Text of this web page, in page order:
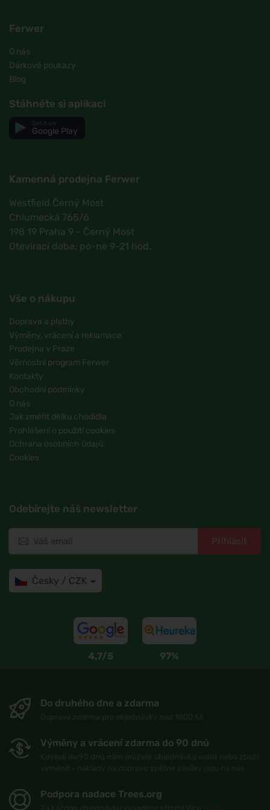
Ferwer
O nás
Dárkové poukazy
Blog
Stáhněte si aplikaci
Google Play
Kamenná prodejna Ferwer
Westfield Černý Most
Chlumecká 765/6
198 19 Praha 9 - Černý Most
Otevírací doba: po-ne 9-21 hod.
Vše o nákupu
Doprava a platby
Výměny, vrácení a reklamace
Prodejna v Praze
Věrnostní program Ferwer
Kontakty
Obchodní podmínky
O nás
Jak změřit délku chodidla
Prohlášení o použití cookies
Ochrana osobních údajů
Cookies
Odebírejte náš newsletter
Přihlásit
Česky / CZK
4,7/5 97%
Do druhého dne a zdarma
Výměny a vrácení zdarma do 90 dnů
Podpora nadace Trees.org